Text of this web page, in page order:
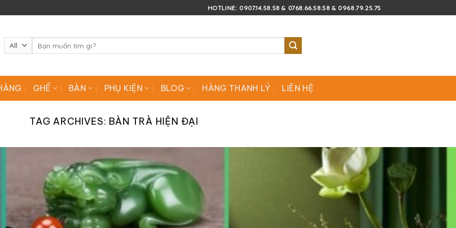
HOTLINE: 0907.14.58.58 & 0768.66.58.58 & 0968.79.25.75
kiếm:
GHẾ BÀN PHỤ KIỆN BLOG HÀNG THANH LÝ LIÊN HỆ
TAG ARCHIVES: BÀN TRÀ HIỆN ĐẠI